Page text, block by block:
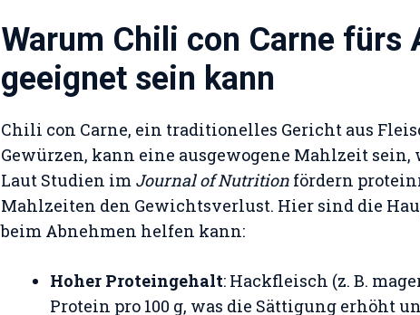
Warum Chili con Carne fürs
geeignet sein kann
Chili con Carne, ein traditionelles Gericht aus
Gewürzen, kann eine ausgewogene Mahlzeit
Laut Studien im Journal of Nutrition fördern
Mahlzeiten den Gewichtsverlust. Hier sind die
beim Abnehmen helfen kann:
Hoher Proteingehalt: Hackfleisch (z. B.
Protein pro 100 g, was die Sättigung erhöht